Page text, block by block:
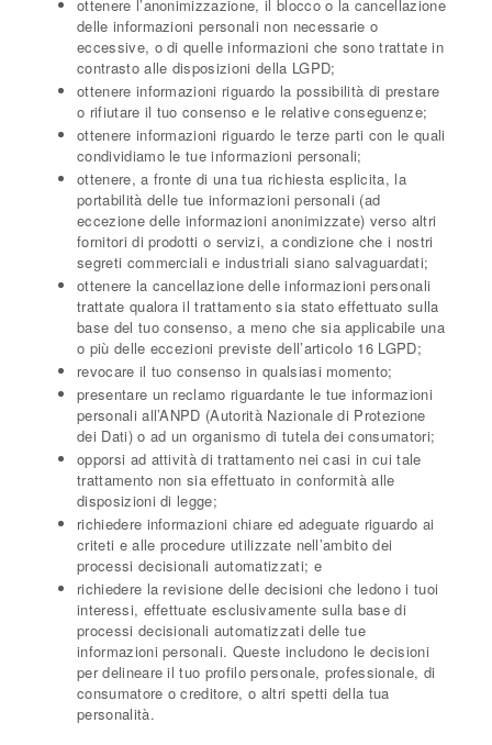
ottenere l’anonimizzazione, il blocco o la cancellazione
delle informazioni personali non necessarie o
eccessive, o di quelle informazioni che sono trattate in
contrasto alle disposizioni della LGPD;
ottenere informazioni riguardo la possibilità di prestare
o rifiutare il tuo consenso e le relative conseguenze;
ottenere informazioni riguardo le terze parti con le quali
condividiamo le tue informazioni personali;
ottenere, a fronte di una tua richiesta esplicita, la
portabilità delle tue informazioni personali (ad
eccezione delle informazioni anonimizzate) verso altri
fornitori di prodotti o servizi, a condizione che i nostri
segreti commerciali e industriali siano salvaguardati;
ottenere la cancellazione delle informazioni personali
trattate qualora il trattamento sia stato effettuato sulla
base del tuo consenso, a meno che sia applicabile una
o più delle eccezioni previste dell’articolo 16 LGPD;
revocare il tuo consenso in qualsiasi momento;
presentare un reclamo riguardante le tue informazioni
personali all’ANPD (Autorità Nazionale di Protezione
dei Dati) o ad un organismo di tutela dei consumatori;
opporsi ad attività di trattamento nei casi in cui tale
trattamento non sia effettuato in conformità alle
disposizioni di legge;
richiedere informazioni chiare ed adeguate riguardo ai
criteti e alle procedure utilizzate nell’ambito dei
processi decisionali automatizzati; e
richiedere la revisione delle decisioni che ledono i tuoi
interessi, effettuate esclusivamente sulla base di
processi decisionali automatizzati delle tue
informazioni personali. Queste includono le decisioni
per delineare il tuo profilo personale, professionale, di
consumatore o creditore, o altri spetti della tua
personalità.